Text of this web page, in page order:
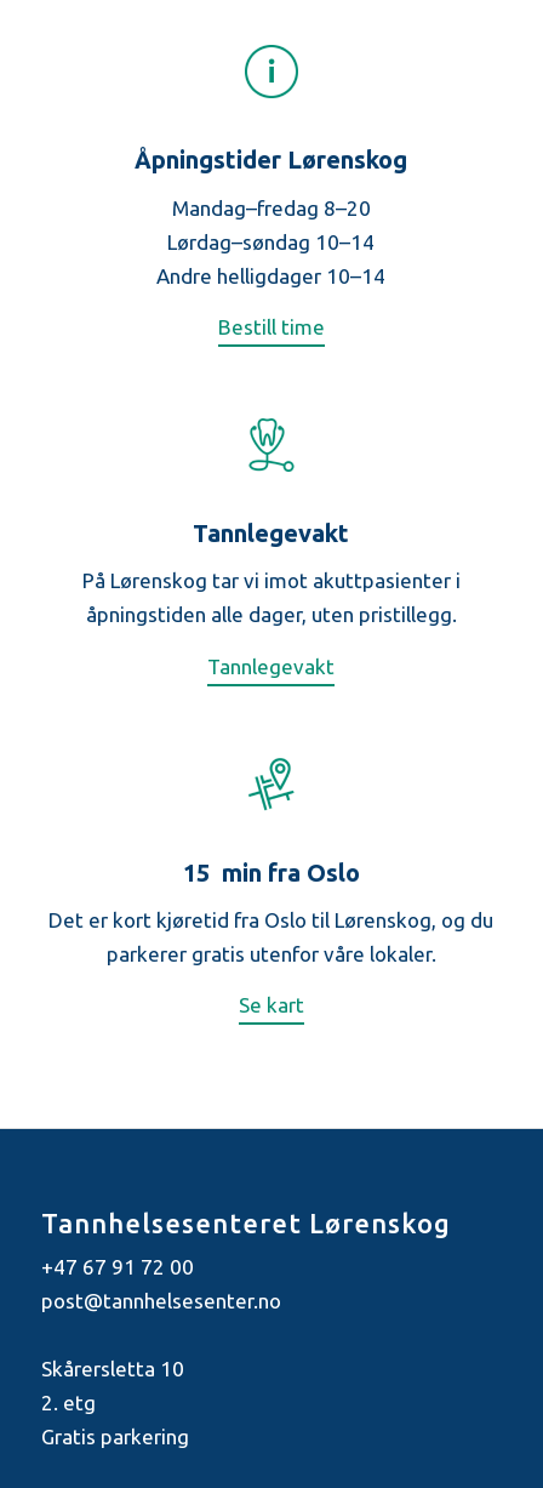
Åpningstider Lørenskog
Mandag–fredag 8–20
Lørdag–søndag 10–14
Andre helligdager 10–14
Bestill time
Tannlegevakt
På Lørenskog tar vi imot akuttpasienter i
åpningstiden alle dager, uten pristillegg.
Tannlegevakt
15 min fra Oslo
Det er kort kjøretid fra Oslo til Lørenskog, og du
parkerer gratis utenfor våre lokaler.
Se kart
Tannhelsesenteret Lørenskog
+47 67 91 72 00
post@tannhelsesenter.no
Skårersletta 10
2. etg
Gratis parkering